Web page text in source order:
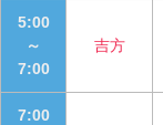
5:00
～
7:00
吉方
7:00